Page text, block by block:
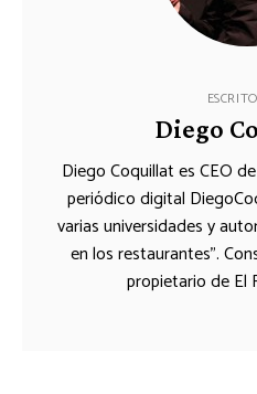
Diego
Diego Coquillat es CEO
periódico digital
varias universidades y
en los restaurantes”.
propietario de El